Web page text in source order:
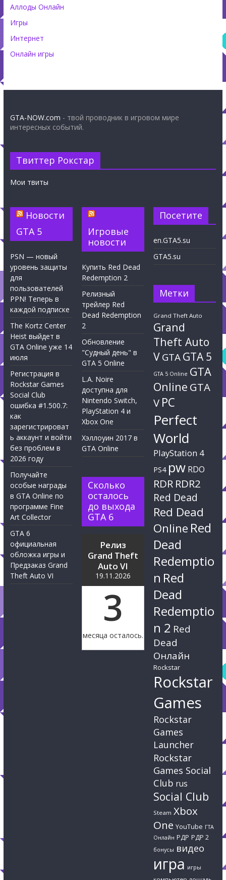
Аллоды Онлайн
Игры
Интернет
Онлайн игры
GTA-NOW.com - твой проводник в игровом мире
интересных событий.
Твиттер Рокстар
Мои твиты
Новости
GTA 5
PSN — новый
уровень защиты
для
пользователей
PPN! Теперь в
каждой подписке
The Kortz Center
Heist выйдет в
GTA Online уже 14
июля
Регистрация в
Rockstar Games
Social Club
ошибка #1.500.7:
как
зарегистрироват
ь аккаунт и войти
без проблем в
2026 году
Получайте
особые награды
в GTA Online по
программе Fine
Art Collector
GTA 6
официальная
обложка игры и
Предзаказ Grand
Theft Auto VI
Игровые
новости
Купить Red Dead
Redemption 2
Релизный
трейлер Red
Dead Redemption
2
Обновление
"Судный день" в
GTA 5 Online
L.A. Noire
доступна для
Nintendo Switch,
PlayStation 4 и
Xbox One
Хэллоуин 2017 в
GTA Online
Сколько
осталось
до выхода
GTA 6
Релиз
Grand Theft
Auto VI
19.11.2026
3
месяца осталось.
Посетите
en.GTA5.su
GTA5.su
Метки
Grand Theft Auto
Grand
Theft Auto
VGTAGTA 5
GTA 5 Online GTA
Online GTA
V PC
Perfect
World
PlayStation 4
PS4 pw RDO
RDR RDR2
Red Dead
Red Dead
Online Red
Dead
Redemptio
n Red
Dead
Redemptio
n 2 Red
Dead
Онлайн
Rockstar
Rockstar
Games
Rockstar
Games
Launcher
Rockstar
Games Social
Club rus
Social Club
Steam Xbox
One YouTube ГТА
Онлайн РДР РДР 2
бонусы видео
игра игры